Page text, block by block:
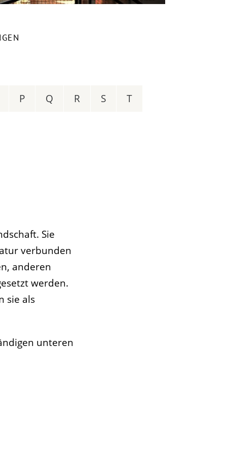
P Q R S T
Sie
verbunden
anderen
werden.
sie als
unteren